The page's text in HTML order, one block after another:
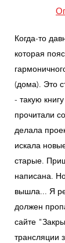
Когда-то
которая
(дома). Это
- такую
прочитали
делала
искала
старые.
написана.
вышла... Я
должен
сайте
трансляции